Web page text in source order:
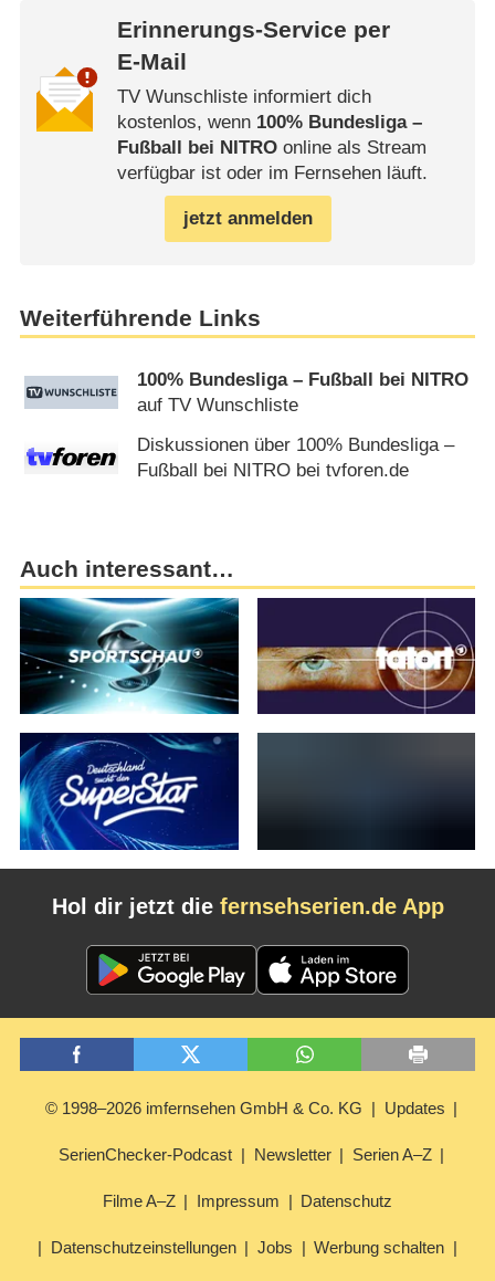
Erinnerungs-Service per
E-Mail
TV Wunschliste informiert dich
kostenlos, wenn 100% Bundesliga –
Fußball bei NITROonline als Stream
verfügbar ist oder im Fernsehen läuft.
jetzt anmelden
Weiterführende Links
100% Bundesliga – Fußball bei NITRO
auf TV Wunschliste
Diskussionen über 100% Bundesliga –
Fußball bei NITRO bei tvforen.de
Auch interessant…
Hol dir jetzt die fernsehserien.de App
© 1998–2026 imfernsehen GmbH & Co. KG Updates
SerienChecker-Podcast Newsletter Serien A–Z
Filme A–Z Impressum Datenschutz
Datenschutzeinstellungen Jobs Werbung schalten